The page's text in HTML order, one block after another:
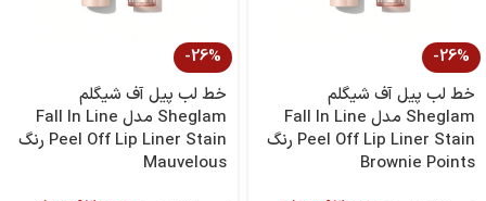
-26%
خط لب پیل آف شیگلم
Sheglam مدل Fall In Line
Peel Off Lip Liner Stain رنگ
Brownie Points
-26%
خط لب پیل آف شیگلم
Sheglam مدل Fall In Line
Peel Off Lip Liner Stain رنگ
Mauvelous